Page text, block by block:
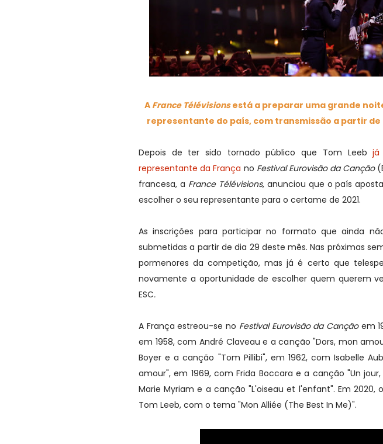
A France Télévisionsestá a preparar uma grande
representante do país, com transmissão a partir de
Depois de ter sido tornado público que Tom Leebjá
representante da França no Festival Eurovisão da Canção
francesa, a France Télévisions, anunciou que o país
escolher o seu representante para o certame de 2021.
As inscrições para participar no formato que ainda
submetidas a partir de dia 29 deste mês. Nas próximas
pormenores da competição, mas já é certo que
novamente a oportunidade de escolher quem querem
ESC.
A França estreou-se no Festival Eurovisão da Canção em
em 1958, com André Claveau e a canção "Dors, mon
Boyer e a canção "Tom Pillibi", em 1962, com Isabelle
amour", em 1969, com Frida Boccara e a canção "Un
Marie Myriam e a canção "L'oiseau et l'enfant". Em 2020,
Tom Leeb, com o tema "Mon Alliée (The Best In Me)".